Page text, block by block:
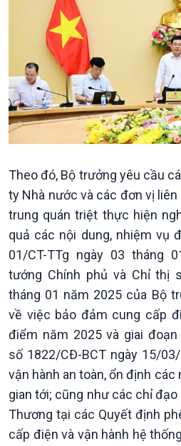
Tin Đời sống & Xã hội
360 độ Sức khỏe
Chuyển đổi Xanh
Tài nguyên và Môi trường
Chuyên gia của bạn
Xã hội chuyển động
Bước chân đến trường
Theo đó, Bộ trưởng yêu cầu
ty Nhà nước và các đơn vị
trung quán triệt thực hiện
quả các nội dung, nhiệm vụ
01/CT-TTg ngày 03 tháng
tướng Chính phủ và Chỉ thị
tháng 01 năm 2025 của Bộ
về việc bảo đảm cung cấp
điểm năm 2025 và giai đoạn
số 1822/CĐ-BCT ngày 15/
vận hành an toàn, ổn định
gian tới; cũng như các chỉ
Thương tại các Quyết định
cấp điện và vận hành hệ